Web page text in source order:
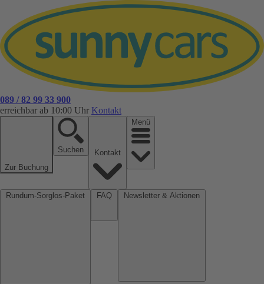
089 / 82 99 33 900
erreichbar ab 10:00 Uhr Kontakt
Zur Buchung
Suchen
Menü